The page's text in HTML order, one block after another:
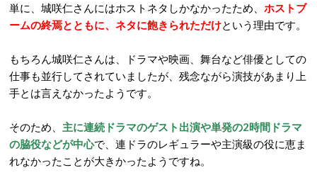
単に、城咲仁さんにはホストネタしかなかったため、 ホストブ
ームの終焉とともに、ネタに飽きられただけという理由です。
もちろん城咲仁さんは、ドラマや映画、舞台など俳優としての
仕事も並行してされていましたが、残念ながら演技があまり上
手とは言えなかったようです。
そのため、 主に連続ドラマのゲスト出演や単発の2時間ドラマ
の脇役などが中心で、連ドラのレギュラーや主演級の役に恵ま
れなかったことが大きかったようですね。